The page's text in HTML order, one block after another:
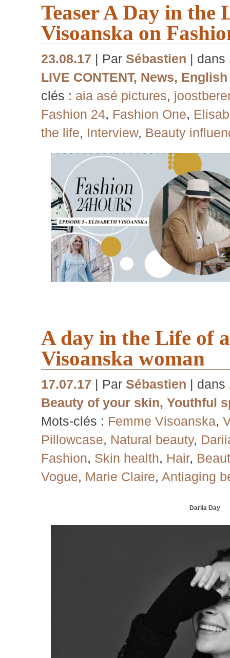
Teaser A Day in the
Visoanska on
23.08.17 | Par Sébastien | dans
LIVE CONTENT, News, English
clés : aia asé pictures,
Fashion 24, Fashion One,
the life, Interview, Beauty
A day in the Life of
Visoanska woman
17.07.17 | Par Sébastien | dans
Beauty of your skin, Youthful
Mots-clés : Femme Visoanska,
Pillowcase, Natural beauty,
Fashion, Skin health, Hair,
Vogue, Marie Claire, Antiaging
Dariia Day